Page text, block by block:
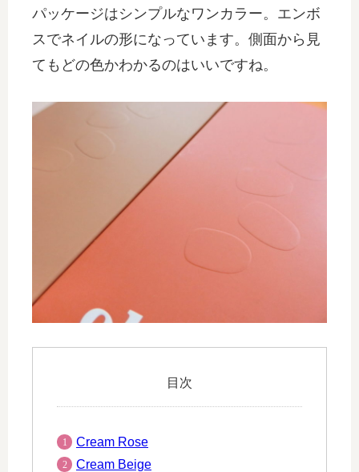
パッケージはシンプルなワンカラー。エンボ
スでネイルの形になっています。側面から見
てもどの色かわかるのはいいですね。
目次
Cream Rose
Cream Beige